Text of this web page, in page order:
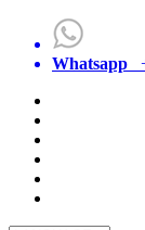
Whatsapp